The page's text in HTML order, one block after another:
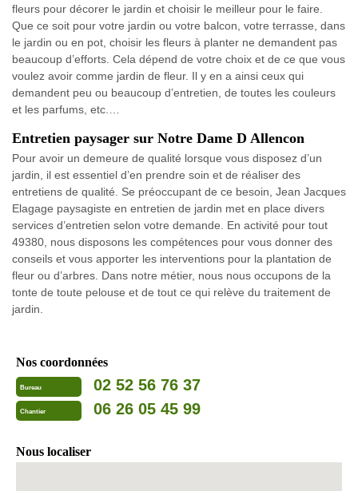
fleurs pour décorer le jardin et choisir le meilleur pour le faire.
Que ce soit pour votre jardin ou votre balcon, votre terrasse, dans
le jardin ou en pot, choisir les fleurs à planter ne demandent pas
beaucoup d’efforts. Cela dépend de votre choix et de ce que vous
voulez avoir comme jardin de fleur. Il y en a ainsi ceux qui
demandent peu ou beaucoup d’entretien, de toutes les couleurs
et les parfums, etc.…
Entretien paysager sur Notre Dame D Allencon
Pour avoir un demeure de qualité lorsque vous disposez d’un
jardin, il est essentiel d’en prendre soin et de réaliser des
entretiens de qualité. Se préoccupant de ce besoin, Jean Jacques
Elagage paysagiste en entretien de jardin met en place divers
services d’entretien selon votre demande. En activité pour tout
49380, nous disposons les compétences pour vous donner des
conseils et vous apporter les interventions pour la plantation de
fleur ou d’arbres. Dans notre métier, nous nous occupons de la
tonte de toute pelouse et de tout ce qui relève du traitement de
jardin.
Nos coordonnées
Bureau 02 52 56 76 37
Chantier 06 26 05 45 99
Nous localiser